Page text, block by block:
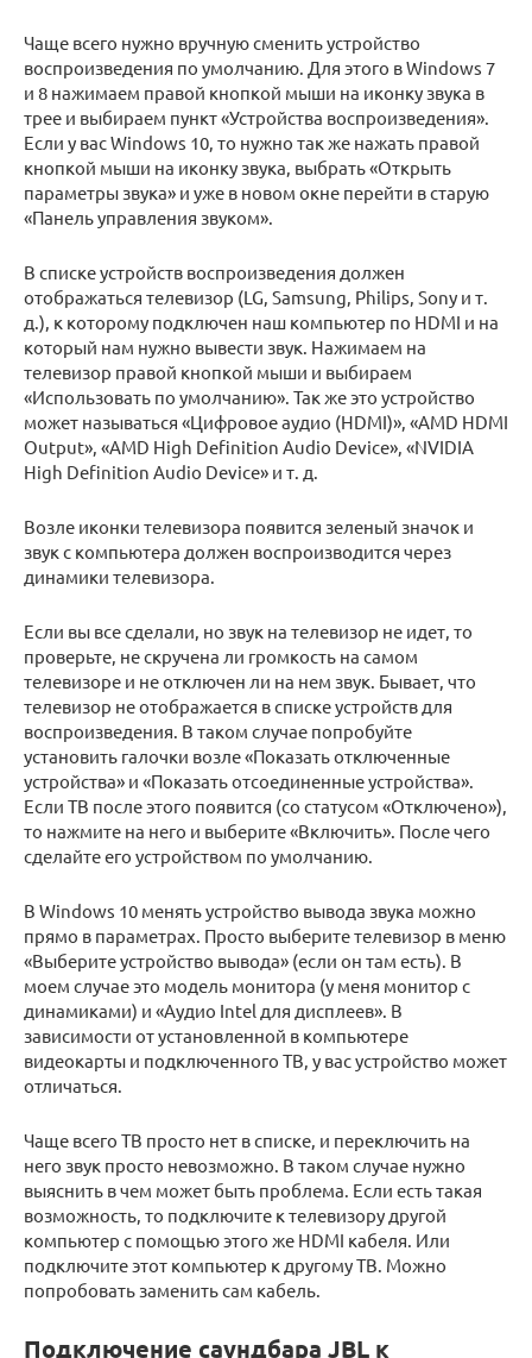
Чаще всего нужно вручную сменить устройство
воспроизведения по умолчанию. Для этого в Windows 7
и 8 нажимаем правой кнопкой мыши на иконку звука в
трее и выбираем пункт «Устройства воспроизведения».
Если у вас Windows 10, то нужно так же нажать правой
кнопкой мыши на иконку звука, выбрать «Открыть
параметры звука» и уже в новом окне перейти в старую
«Панель управления звуком».
В списке устройств воспроизведения должен
отображаться телевизор (LG, Samsung, Philips, Sony и т.
д.), к которому подключен наш компьютер по HDMI и на
который нам нужно вывести звук. Нажимаем на
телевизор правой кнопкой мыши и выбираем
«Использовать по умолчанию». Так же это устройство
может называться «Цифровое аудио (HDMI)», «AMD HDMI
Output», «AMD High Definition Audio Device», «NVIDIA
High Definition Audio Device» и т. д.
Возле иконки телевизора появится зеленый значок и
звук с компьютера должен воспроизводится через
динамики телевизора.
Если вы все сделали, но звук на телевизор не идет, то
проверьте, не скручена ли громкость на самом
телевизоре и не отключен ли на нем звук. Бывает, что
телевизор не отображается в списке устройств для
воспроизведения. В таком случае попробуйте
установить галочки возле «Показать отключенные
устройства» и «Показать отсоединенные устройства».
Если ТВ после этого появится (со статусом «Отключено»),
то нажмите на него и выберите «Включить». После чего
сделайте его устройством по умолчанию.
В Windows 10 менять устройство вывода звука можно
прямо в параметрах. Просто выберите телевизор в меню
«Выберите устройство вывода» (если он там есть). В
моем случае это модель монитора (у меня монитор с
динамиками) и «Аудио Intel для дисплеев». В
зависимости от установленной в компьютере
видеокарты и подключенного ТВ, у вас устройство может
отличаться.
Чаще всего ТВ просто нет в списке, и переключить на
него звук просто невозможно. В таком случае нужно
выяснить в чем может быть проблема. Если есть такая
возможность, то подключите к телевизору другой
компьютер с помощью этого же HDMI кабеля. Или
подключите этот компьютер к другому ТВ. Можно
попробовать заменить сам кабель.
Подключение саундбара JBL к